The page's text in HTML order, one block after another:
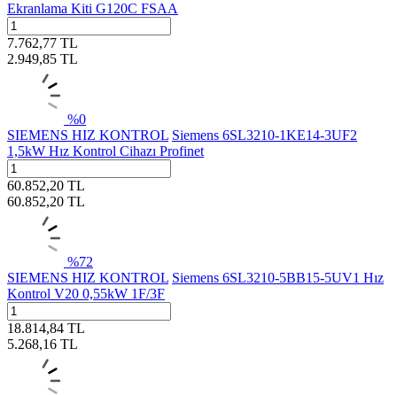
Ekranlama Kiti G120C FSAA
7.762,77 TL
2.949,85 TL
%0
SIEMENS HIZ KONTROL Siemens 6SL3210-1KE14-3UF2
1,5kW Hız Kontrol Cihazı Profinet
60.852,20 TL
60.852,20 TL
%72
SIEMENS HIZ KONTROL Siemens 6SL3210-5BB15-5UV1 Hız
Kontrol V20 0,55kW 1F/3F
18.814,84 TL
5.268,16 TL